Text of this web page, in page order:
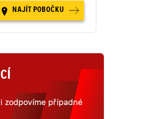
NAJÍT POBOČKU
zodpovíme případné